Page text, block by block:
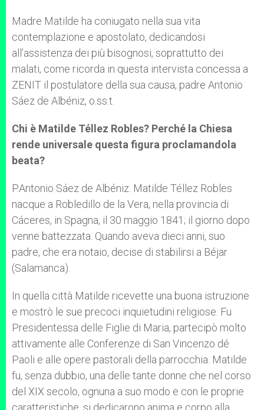
Madre Matilde ha coniugato nella sua vita
contemplazione e apostolato, dedicandosi
all’assistenza dei più bisognosi, soprattutto dei
malati, come ricorda in questa intervista concessa a
ZENIT il postulatore della sua causa, padre Antonio
Sáez de Albéniz, o.ss.t.
Chi è Matilde Téllez Robles? Perché la Chiesa
rende universale questa figura proclamandola
beata?
P.Antonio Sáez de Albéniz: Matilde Téllez Robles
nacque a Robledillo de la Vera, nella provincia di
Cáceres, in Spagna, il 30 maggio 1841; il giorno dopo
venne battezzata. Quando aveva dieci anni, suo
padre, che era notaio, decise di stabilirsi a Béjar
(Salamanca).
In quella città Matilde ricevette una buona istruzione
e mostrò le sue precoci inquietudini religiose. Fu
Presidentessa delle Figlie di Maria, partecipò molto
attivamente alle Conferenze di San Vincenzo dé
Paoli e alle opere pastorali della parrocchia. Matilde
fu, senza dubbio, una delle tante donne che nel corso
del XIX secolo, ognuna a suo modo e con le proprie
caratteristiche, si dedicarono anima e corpo alla